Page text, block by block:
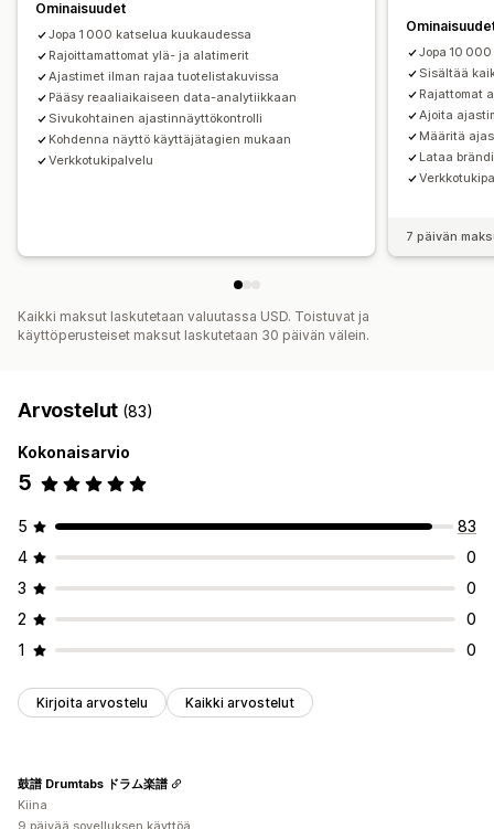
Kiinteä päättymispäivä
Istuntoperusteinen Ajoitettu istunto
Ajastintyyppi
Päivittäiset tarjoukset Poistomyynnit
Aikarajoitettu kampanja Vanhentumispäivä
Erikoistapahtuma
Tuotteen lanseeraus
Mobiiliresponsiivisuus
Ajastaminen
Maantieteellinen kohdentaminen
Kampanjan kohdentaminen
Kohdentaminen käytöksen perusteella
Analytiikka ja raportit
Lämpökartat
Ominaisuudet
Jopa 1 000 katselua kuukaudessa
Rajoittamattomat ylä- ja alatimerit
Ajastimet ilman rajaa tuotelistakuvissa
Pääsy reaaliaikaiseen data-analytiikkaan
Sivukohtainen ajastinnäyttökontrolli
Kohdenna näyttö käyttäjätagien mukaan
Verkkotukipalvelu
Jopa 10
Sisältää
Rajattomat
Ajoita
Määritä
Lataa
7 päivän
Kaikki maksut laskutetaan valuutassa USD. Toistuvat ja
käyttöperusteiset maksut laskutetaan 30 päivän välein.
Arvostelut (83)
Kokonaisarvio
5
5
83
4
0
3
0
2
0
1
0
Kirjoita arvostelu Kaikki arvostelut
鼓譜 Drumtabs ドラム楽譜
Kiina